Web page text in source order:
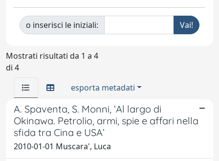
o inserisci le iniziali:
Mostrati risultati da 1 a 4
di 4
esporta metadati
A. Spaventa, S. Monni, ‘Al largo di
Okinawa. Petrolio, armi, spie e affari nella
sfida tra Cina e USA’
2010-01-01 Muscara', Luca